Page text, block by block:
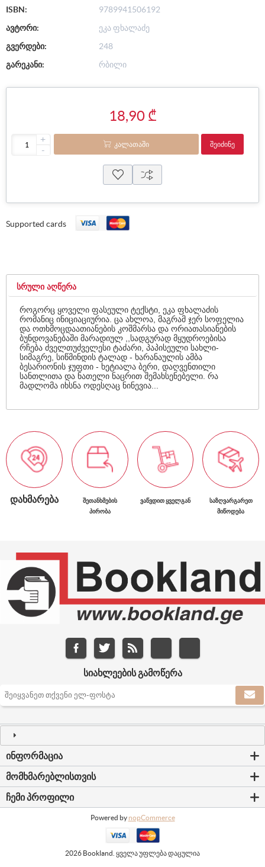
ISBN:
9789941506192
ავტორი:
ეკა ფხალაძე
გვერდები:
248
გარეკანი:
რბილი
18,90 ₾
+
-
ᲙᲐᲚᲐᲗᲐᲨᲘ ᲨᲔᲘᲫᲘᲜᲔ
Supported cards
ᲡᲠᲣᲚᲘ ᲐᲦᲬᲔᲠᲐ
როგორც ყოველი ფასეული ტექსტი, ეკა ფხალაძის
რომანიც ინიციაციურია. ცა ახლოა, მაგრამ ჯერ სოფელია
და ოთხმოცდაათიანების კოშმარსა და ორიათასიანების
ბუნდოვანებაში მარადიულ ,,სადგურად მყუდროებისა
რჩება ძველთუძველესი ტაძარი, პაპისეული სახლი-
სიმაგრე, სიწმინდის ტალად - ხარანაულის ამბა
ბესარიონის ჯუფთი - ხეტიალა ბერი, დაღვენთილი
სანთლითა და ნათელი ნაცრით შემახსენებელი. რა
მადლომა იხსნა ოდესღაც ნინევია...
ᲓᲐᲮᲛᲐᲠᲔᲑᲐ
ᲨᲔᲗᲐᲜᲮᲛᲔᲑᲘᲡ
ᲞᲘᲠᲝᲑᲐ
ᲕᲐᲬᲕᲓᲘᲗ ᲧᲕᲔᲚᲒᲐᲜ
ᲡᲐᲖᲦᲕᲐᲠᲒᲐᲠᲔᲗ
ᲛᲘᲬᲝᲓᲔᲑᲐ
ᲡᲘᲐᲮᲚᲔᲔᲑᲘᲡ ᲒᲐᲛᲝᲬᲔᲠᲐ
ᲘᲜᲤᲝᲠᲛᲐᲪᲘᲐ
ᲛᲝᲛᲮᲛᲐᲠᲔᲑᲚᲘᲡᲗᲕᲘᲡ
ᲩᲔᲛᲘ ᲞᲠᲝᲤᲘᲚᲘ
Powered by nopCommerce
2026 Bookland. ყველა უფლება დაცულია